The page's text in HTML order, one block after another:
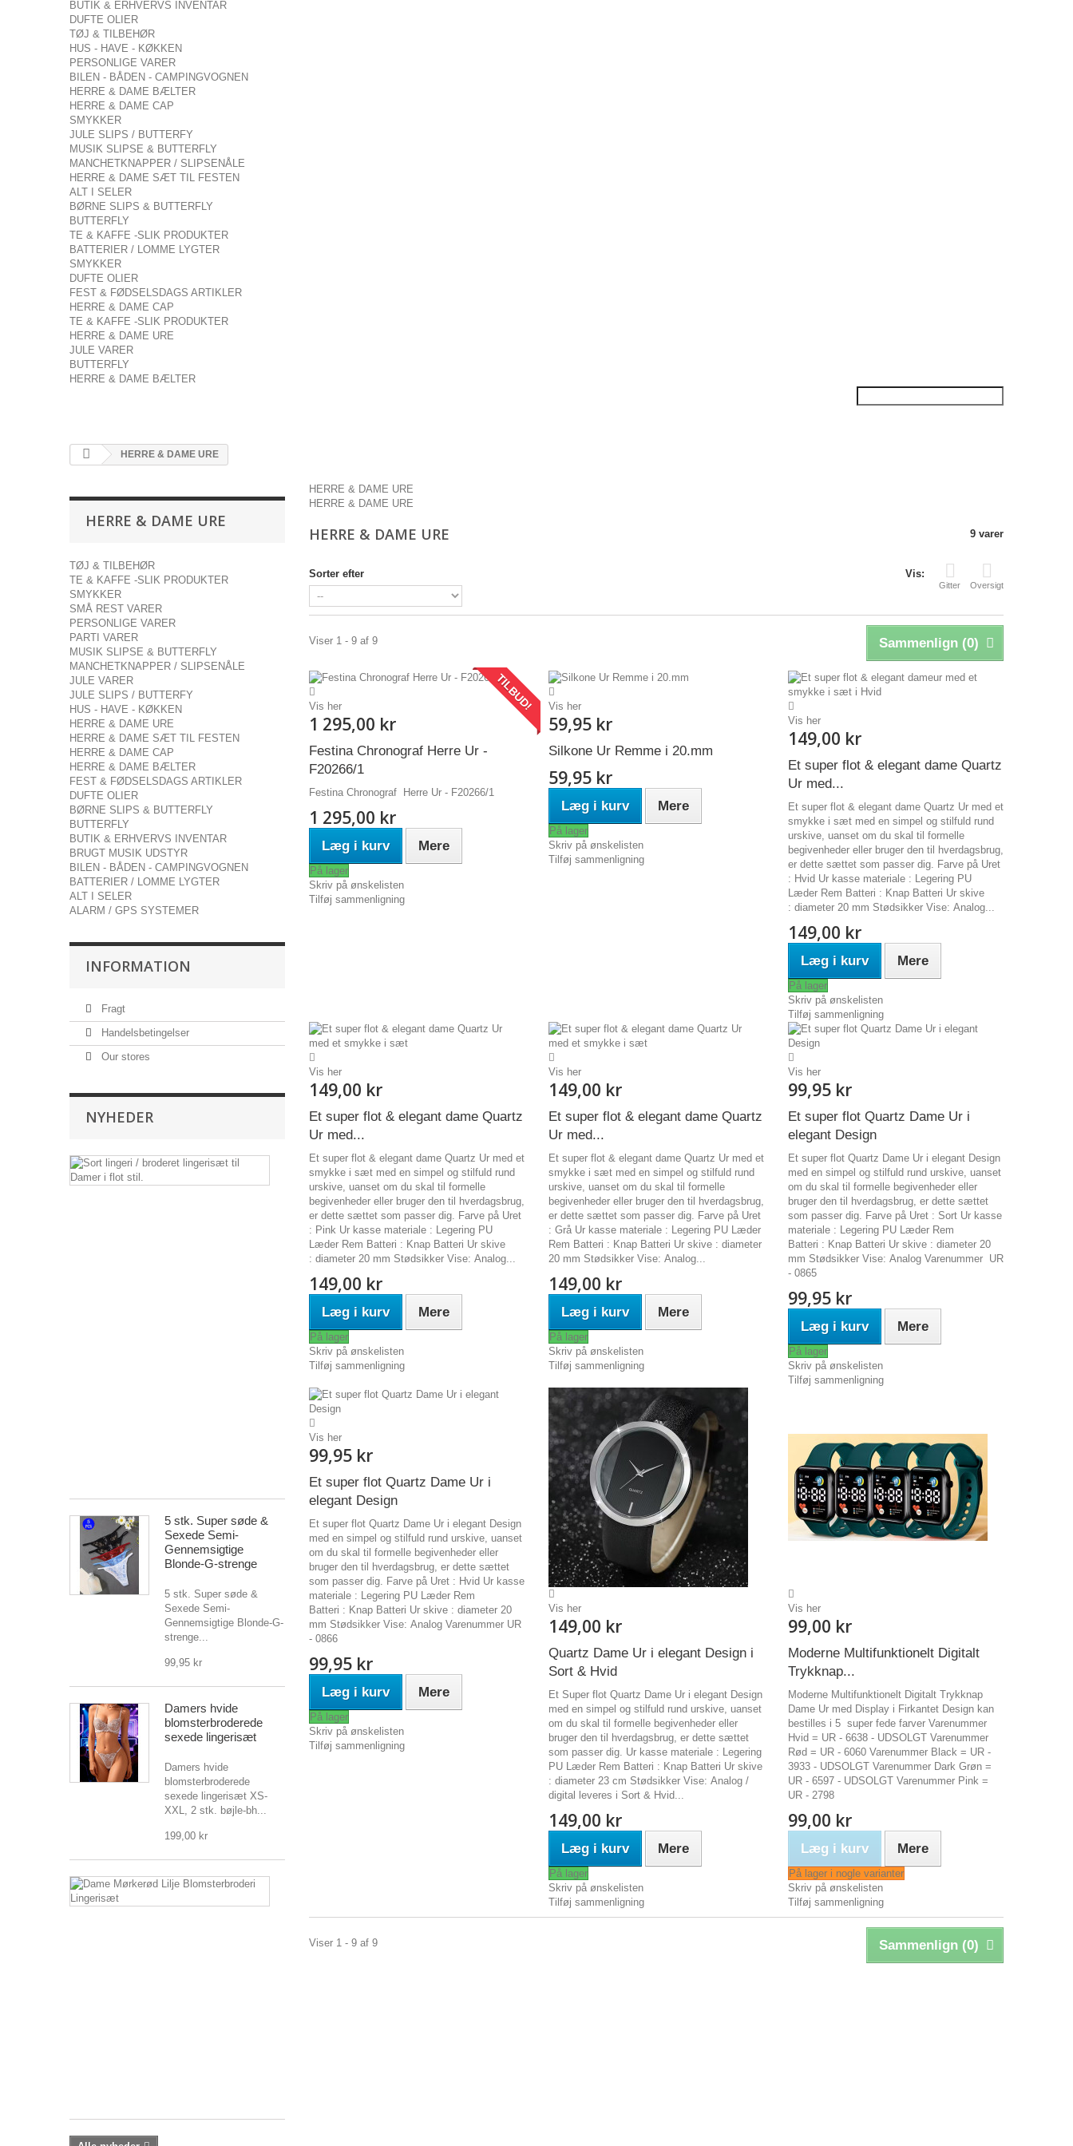
BUTIK & ERHVERVS INVENTAR
DUFTE OLIER
TØJ & TILBEHØR
HUS - HAVE - KØKKEN
PERSONLIGE VARER
BILEN - BÅDEN - CAMPINGVOGNEN
HERRE & DAME BÆLTER
HERRE & DAME CAP
SMYKKER
JULE SLIPS / BUTTERFY
MUSIK SLIPSE & BUTTERFLY
MANCHETKNAPPER / SLIPSENÅLE
HERRE & DAME SÆT TIL FESTEN
ALT I SELER
BØRNE SLIPS & BUTTERFLY
BUTTERFLY
TE & KAFFE -SLIK PRODUKTER
BATTERIER / LOMME LYGTER
SMYKKER
DUFTE OLIER
FEST & FØDSELSDAGS ARTIKLER
HERRE & DAME CAP
TE & KAFFE -SLIK PRODUKTER
HERRE & DAME URE
JULE VARER
BUTTERFLY
HERRE & DAME BÆLTER
HERRE & DAME URE
HERRE & DAME URE
TØJ & TILBEHØR
TE & KAFFE -SLIK PRODUKTER
SMYKKER
SMÅ REST VARER
PERSONLIGE VARER
PARTI VARER
MUSIK SLIPSE & BUTTERFLY
MANCHETKNAPPER / SLIPSENÅLE
JULE VARER
JULE SLIPS / BUTTERFY
HUS - HAVE - KØKKEN
HERRE & DAME URE
HERRE & DAME SÆT TIL FESTEN
HERRE & DAME CAP
HERRE & DAME BÆLTER
FEST & FØDSELSDAGS ARTIKLER
DUFTE OLIER
BØRNE SLIPS & BUTTERFLY
BUTTERFLY
BUTIK & ERHVERVS INVENTAR
BRUGT MUSIK UDSTYR
BILEN - BÅDEN - CAMPINGVOGNEN
BATTERIER / LOMME LYGTER
ALT I SELER
ALARM / GPS SYSTEMER
INFORMATION
Fragt
Handelsbetingelser
Our stores
NYHEDER
lingeri
broderet
lingerisæt
Damer
lingeri
broderet
Damer
stil....
199,00 kr
5 stk. Super søde &
Sexede Semi-
Gennemsigtige
Blonde-G-strenge
5 stk. Super søde &
Sexede Semi-
Gennemsigtige Blonde-G-
strenge...
99,95 kr
Damers hvide
blomsterbroderede
sexede lingerisæt
Damers hvide
blomsterbroderede
sexede lingerisæt XS-
XXL, 2 stk. bøjle-bh...
199,00 kr
Lingerisæt
HERRE & DAME URE
HERRE & DAME URE
HERRE & DAME URE 9 varer
Vis:
Gitter Oversigt
Sorter efter
Sammenlign (0)
Viser 1 - 9 af 9
Vis her
1 295,00 kr
TILBUD!
Festina Chronograf Herre Ur -
F20266/1
Festina Chronograf Herre Ur - F20266/1
1 295,00 kr
Læg i kurv Mere
På lager
Skriv på ønskelisten
Tilføj sammenligning
Vis her
59,95 kr
Silkone Ur Remme i 20.mm
59,95 kr
Læg i kurv Mere
På lager
Skriv på ønskelisten
Tilføj sammenligning
Vis her
149,00 kr
Et super flot & elegant dame Quartz
Ur med...
Et super flot & elegant dame Quartz Ur med et
smykke i sæt med en simpel og stilfuld rund
urskive, uanset om du skal til formelle
begivenheder eller bruger den til hverdagsbrug,
er dette sættet som passer dig. Farve på Uret
: Hvid Ur kasse materiale : Legering PU
Læder Rem Batteri : Knap Batteri Ur skive
: diameter 20 mm Stødsikker Vise: Analog...
149,00 kr
Læg i kurv Mere
På lager
Skriv på ønskelisten
Tilføj sammenligning
Vis her
149,00 kr
Et super flot & elegant dame Quartz
Ur med...
Et super flot & elegant dame Quartz Ur med et
smykke i sæt med en simpel og stilfuld rund
urskive, uanset om du skal til formelle
begivenheder eller bruger den til hverdagsbrug,
er dette sættet som passer dig. Farve på Uret
: Pink Ur kasse materiale : Legering PU
Læder Rem Batteri : Knap Batteri Ur skive
: diameter 20 mm Stødsikker Vise: Analog...
149,00 kr
Læg i kurv Mere
På lager
Skriv på ønskelisten
Tilføj sammenligning
Vis her
149,00 kr
Et super flot & elegant dame Quartz
Ur med...
Et super flot & elegant dame Quartz Ur med et
smykke i sæt med en simpel og stilfuld rund
urskive, uanset om du skal til formelle
begivenheder eller bruger den til hverdagsbrug,
er dette sættet som passer dig. Farve på Uret
: Grå Ur kasse materiale : Legering PU Læder
Rem Batteri : Knap Batteri Ur skive : diameter
20 mm Stødsikker Vise: Analog...
149,00 kr
Læg i kurv Mere
På lager
Skriv på ønskelisten
Tilføj sammenligning
Vis her
99,95 kr
Et super flot Quartz Dame Ur i
elegant Design
Et super flot Quartz Dame Ur i elegant Design
med en simpel og stilfuld rund urskive, uanset
om du skal til formelle begivenheder eller
bruger den til hverdagsbrug, er dette sættet
som passer dig. Farve på Uret : Sort Ur kasse
materiale : Legering PU Læder Rem
Batteri : Knap Batteri Ur skive : diameter 20
mm Stødsikker Vise: Analog Varenummer UR
- 0865
99,95 kr
Læg i kurv Mere
På lager
Skriv på ønskelisten
Tilføj sammenligning
Vis her
99,95 kr
Et super flot Quartz Dame Ur i
elegant Design
Et super flot Quartz Dame Ur i elegant Design
med en simpel og stilfuld rund urskive, uanset
om du skal til formelle begivenheder eller
bruger den til hverdagsbrug, er dette sættet
som passer dig. Farve på Uret : Hvid Ur kasse
materiale : Legering PU Læder Rem
Batteri : Knap Batteri Ur skive : diameter 20
mm Stødsikker Vise: Analog Varenummer UR
- 0866
99,95 kr
Læg i kurv Mere
På lager
Skriv på ønskelisten
Tilføj sammenligning
Vis her
149,00 kr
Quartz Dame Ur i elegant Design i
Sort & Hvid
Et Super flot Quartz Dame Ur i elegant Design
med en simpel og stilfuld rund urskive, uanset
om du skal til formelle begivenheder eller
bruger den til hverdagsbrug, er dette sættet
som passer dig. Ur kasse materiale : Legering
PU Læder Rem Batteri : Knap Batteri Ur skive
: diameter 23 cm Stødsikker Vise: Analog /
digital leveres i Sort & Hvid...
149,00 kr
Læg i kurv Mere
På lager
Skriv på ønskelisten
Tilføj sammenligning
Vis her
99,00 kr
Moderne Multifunktionelt Digitalt
Trykknap...
Moderne Multifunktionelt Digitalt Trykknap
Dame Ur med Display i Firkantet Design kan
bestilles i 5 super fede farver Varenummer
Hvid = UR - 6638 - UDSOLGT Varenummer
Rød = UR - 6060 Varenummer Black = UR -
3933 - UDSOLGT Varenummer Dark Grøn =
UR - 6597 - UDSOLGT Varenummer Pink =
UR - 2798
99,00 kr
Læg i kurv Mere
På lager i nogle varianter
Skriv på ønskelisten
Tilføj sammenligning
Sammenlign (0)
Viser 1 - 9 af 9